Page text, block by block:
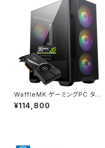
WaffleMK ゲーミングPC タワ
ー型 G-Stormシリーズ AMD
GeForce 16GBメモリ Windo
¥114,800